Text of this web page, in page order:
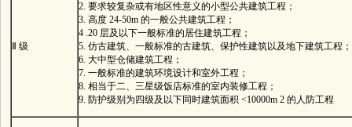
Ⅱ 级
2. 要求较复杂或有地区性意义的小型公共建筑工程；
3. 高度 24-50m 的一般公共建筑工程；
4 .20 层及以下一般标准的居住建筑工程；
5. 仿古建筑、一般标准的古建筑、保护性建筑以及地下建筑工程；
6. 大中型仓储建筑工程；
7. 一般标准的建筑环境设计和室外工程；
8. 相当于二、三星级饭店标准的室内装修工程；
9. 防护级别为四级及以下同时建筑面积 <10000m 2 的人防工程